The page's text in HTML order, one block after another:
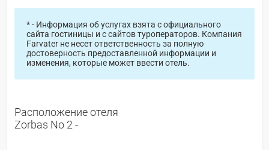
* - Информация об услугах взята с официального
сайта гостиницы и с сайтов туроператоров. Компания
Farvater не несет ответственность за полную
достоверность предоставленной информации и
изменения, которые может ввести отель.
Расположение отеля
Zorbas No 2 -